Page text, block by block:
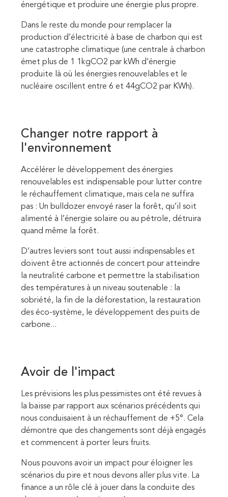
énergétique et produire une énergie plus propre.
Dans le reste du monde pour remplacer la
production d’électricité à base de charbon qui est
une catastrophe climatique (une centrale à charbon
émet plus de 1 1kgCO2 par kWh d’énergie
produite là où les énergies renouvelables et le
nucléaire oscillent entre 6 et 44gCO2 par KWh).
Changer notre rapport à
l'environnement
Accélérer le développement des énergies
renouvelables est indispensable pour lutter contre
le réchauffement climatique, mais cela ne suffira
pas : Un bulldozer envoyé raser la forêt, qu’il soit
alimenté à l’énergie solaire ou au pétrole, détruira
quand même la forêt.
D’autres leviers sont tout aussi indispensables et
doivent être actionnés de concert pour atteindre
la neutralité carbone et permettre la stabilisation
des températures à un niveau soutenable : la
sobriété, la fin de la déforestation, la restauration
des éco-système, le développement des puits de
carbone...
Avoir de l'impact
Les prévisions les plus pessimistes ont été revues à
la baisse par rapport aux scénarios précédents qui
nous conduisaient à un réchauffement de +5°. Cela
démontre que des changements sont déjà engagés
et commencent à porter leurs fruits.
Nous pouvons avoir un impact pour éloigner les
scénarios du pire et nous devons aller plus vite. La
finance a un rôle clé à jouer dans la conduite des